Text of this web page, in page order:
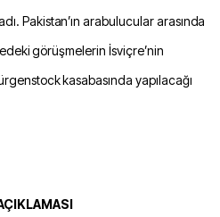
Pakistan’ın arabulucular arasında
görüşmelerin İsviçre’nin
kasabasında yapılacağı